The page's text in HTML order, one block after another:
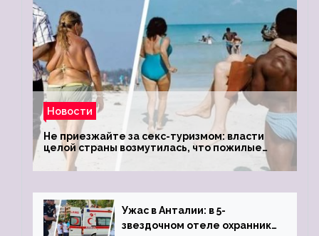
Новости
Не приезжайте за секс-туризмом: власти
целой страны возмутилась, что пожилые
туристки массово едут к ним, чтобы
обзавестись молодыми любовниками
Ужас в Анталии: в 5-
звездочном отеле охранник